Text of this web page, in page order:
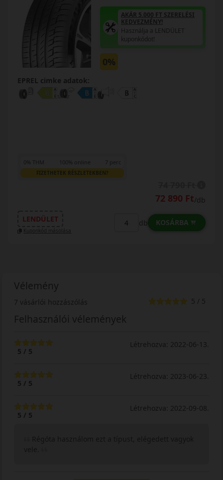
AKÁR 5.000 FT SZERELÉSI
KEDVEZMÉNY!
Használja a LENDÜLET
kuponkódot!
0%
EPREL cimke adatok:
0% THM 100% online 7 perc
FIZETHETEK RÉSZLETEKBEN?
72 890 Ft/db
LENDÜLET
Kuponkód másolása
db KOSÁRBA
Vélemény
7 vásárlói hozzászólás 5 / 5
Felhasználói vélemények
Létrehozva: 2022-06-13.
5 / 5
Létrehozva: 2023-06-23.
5 / 5
Létrehozva: 2022-09-08.
5 / 5